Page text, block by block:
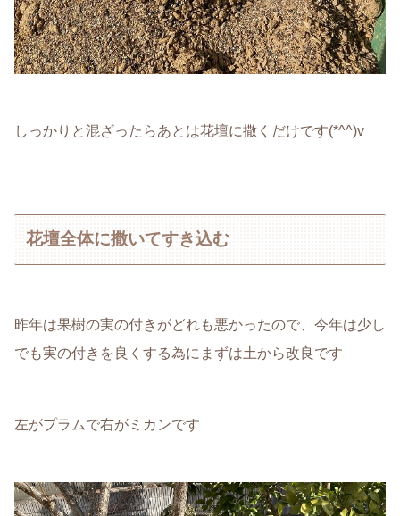
しっかりと混ざったらあとは花壇に撒くだけです(*^^)v
花壇全体に撒いてすき込む
昨年は果樹の実の付きがどれも悪かったので、今年は少し
でも実の付きを良くする為にまずは土から改良です
左がプラムで右がミカンです